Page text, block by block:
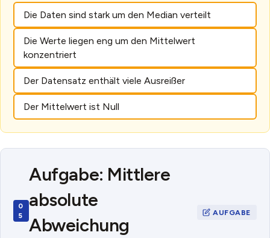
Die Daten sind stark um den Median verteilt
Die Werte liegen eng um den Mittelwert
konzentriert
Der Datensatz enthält viele Ausreißer
Der Mittelwert ist Null
Aufgabe: Mittlere
absolute
Abweichung